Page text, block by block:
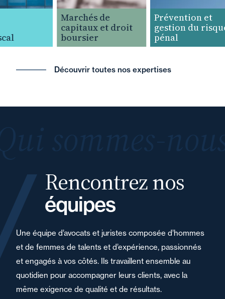
Marchés de
capitaux et droit
boursier
Prévention et
gestion du risque
pénal
Découvrir toutes nos expertises
Rencontrez nos
équipes
Une équipe d’avocats et juristes composée d’hommes
et de femmes de talents et d’expérience, passionnés
et engagés à vos côtés. Ils travaillent ensemble au
quotidien pour accompagner leurs clients, avec la
même exigence de qualité et de résultats.